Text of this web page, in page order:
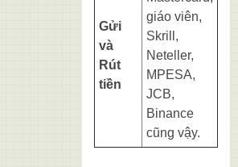
Gửi
và
Rút
tiền
giáo viên,
Skrill,
Neteller,
MPESA,
JCB,
Binance
cũng vậy.